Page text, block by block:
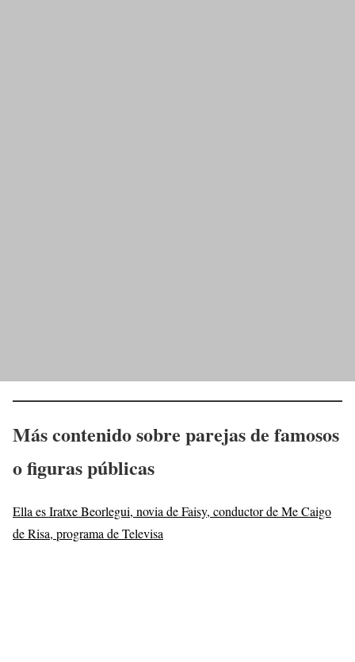
Más contenido sobre parejas de famosos
o figuras públicas
Ella es Iratxe Beorlegui, novia de Faisy, conductor de Me Caigo
de Risa, programa de Televisa